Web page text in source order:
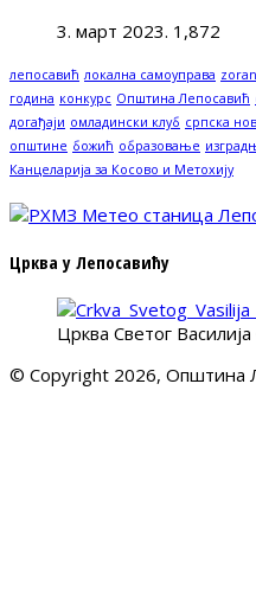
3. март 2023. 1,872
лепосавић локална самоуправа
година конкурс Општина Лепосавић
догађаји омладински клуб српска
општине божић образовање
Канцеларија за Косово и Метохију
Црква у Лепосавићу
Црква Светог
© Copyright 2026, Општина